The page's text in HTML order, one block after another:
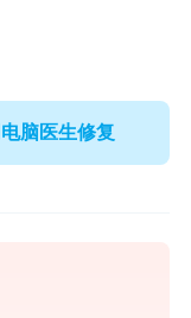
脑医生修复